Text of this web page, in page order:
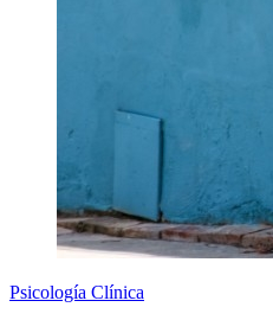
Psicología Clínica